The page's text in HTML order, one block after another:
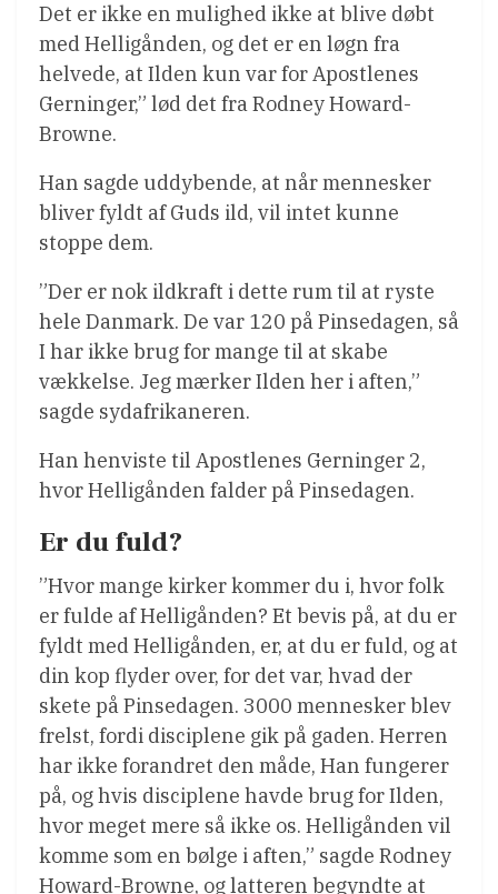
Det er ikke en mulighed ikke at blive døbt
med Helligånden, og det er en løgn fra
helvede, at Ilden kun var for Apostlenes
Gerninger,” lød det fra Rodney Howard-
Browne.
Han sagde uddybende, at når mennesker
bliver fyldt af Guds ild, vil intet kunne
stoppe dem.
”Der er nok ildkraft i dette rum til at ryste
hele Danmark. De var 120 på Pinsedagen, så
I har ikke brug for mange til at skabe
vækkelse. Jeg mærker Ilden her i aften,”
sagde sydafrikaneren.
Han henviste til Apostlenes Gerninger 2,
hvor Helligånden falder på Pinsedagen.
Er du fuld?
”Hvor mange kirker kommer du i, hvor folk
er fulde af Helligånden? Et bevis på, at du er
fyldt med Helligånden, er, at du er fuld, og at
din kop flyder over, for det var, hvad der
skete på Pinsedagen. 3000 mennesker blev
frelst, fordi disciplene gik på gaden. Herren
har ikke forandret den måde, Han fungerer
på, og hvis disciplene havde brug for Ilden,
hvor meget mere så ikke os. Helligånden vil
komme som en bølge i aften,” sagde Rodney
Howard-Browne, og latteren begyndte at